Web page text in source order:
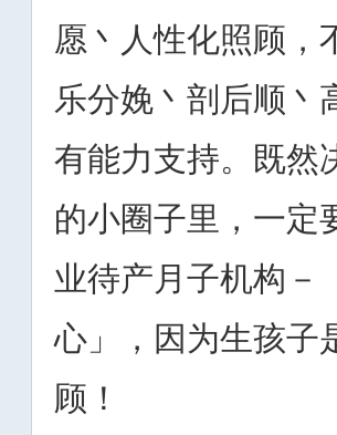
愿丶人性化照顾
乐分娩丶剖后顺
有能力支持。既然
的小圈子里，一定
业待产月子机构－
心」，因为生孩子
顾！